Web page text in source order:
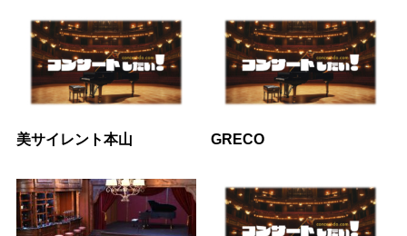
美サイレント本山 GRECO